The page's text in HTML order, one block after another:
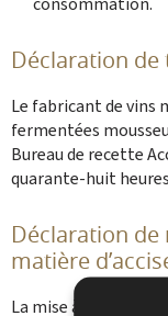
Déclaration de
Le fabricant de vins
fermentées
Bureau de recette
quarante-huit
Déclaration
matière
La mise à la